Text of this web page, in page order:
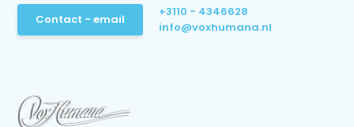
Contact - email
+3110 - 4346628
info@voxhumana.nl